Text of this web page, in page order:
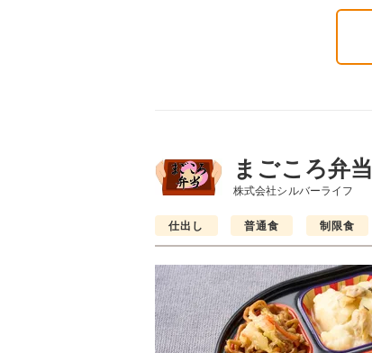
まごころ弁当
株式会社シルバーライフ
仕出し 普通食 制限食